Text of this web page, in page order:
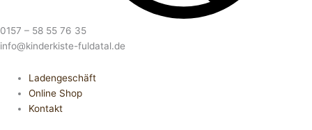
0157 – 58 55 76 35
info@kinderkiste-fuldatal.de
Ladengeschäft
Online Shop
Kontakt